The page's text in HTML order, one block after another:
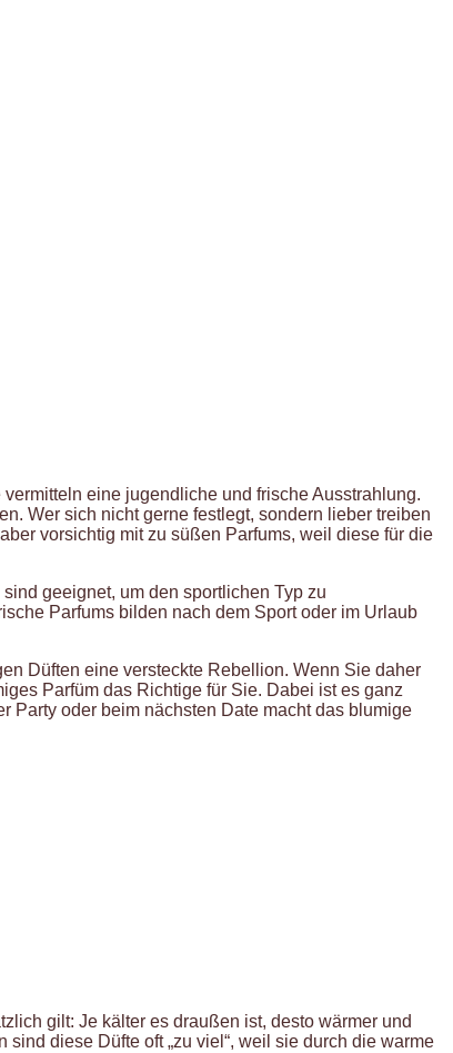
eine jugendliche und frische Ausstrahlung.
Wer sich nicht gerne festlegt, sondern lieber treiben
vorsichtig mit zu süßen Parfums, weil diese für die
geeignet, um den sportlichen Typ zu
Parfums bilden nach dem Sport oder im Urlaub
Düften eine versteckte Rebellion. Wenn Sie daher
Parfüm das Richtige für Sie. Dabei ist es ganz
Party oder beim nächsten Date macht das blumige
gilt: Je kälter es draußen ist, desto wärmer und
diese Düfte oft „zu viel“, weil sie durch die warme